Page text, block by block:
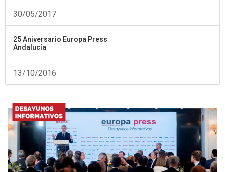
30/05/2017
25 Aniversario Europa Press
Andalucía
13/10/2016